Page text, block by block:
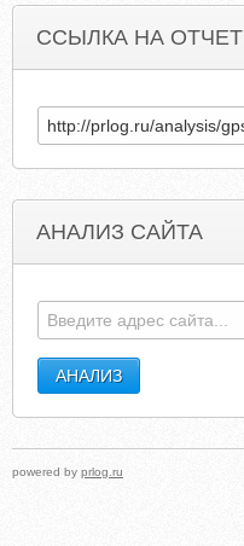
ССЫЛКА НА ОТЧЕТ
АНАЛИЗ САЙТА
powered by prlog.ru